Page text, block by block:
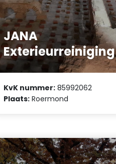
JANA
Exterieurreiniging
KvK nummer: 85992062
Plaats: Roermond